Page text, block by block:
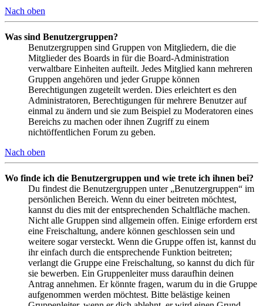
Nach oben
Was sind Benutzergruppen?
Benutzergruppen sind Gruppen von Mitgliedern, die die
Mitglieder des Boards in für die Board-Administration
verwaltbare Einheiten aufteilt. Jedes Mitglied kann mehreren
Gruppen angehören und jeder Gruppe können
Berechtigungen zugeteilt werden. Dies erleichtert es den
Administratoren, Berechtigungen für mehrere Benutzer auf
einmal zu ändern und sie zum Beispiel zu Moderatoren eines
Bereichs zu machen oder ihnen Zugriff zu einem
nichtöffentlichen Forum zu geben.
Nach oben
Wo finde ich die Benutzergruppen und wie trete ich ihnen bei?
Du findest die Benutzergruppen unter „Benutzergruppen“ im
persönlichen Bereich. Wenn du einer beitreten möchtest,
kannst du dies mit der entsprechenden Schaltfläche machen.
Nicht alle Gruppen sind allgemein offen. Einige erfordern erst
eine Freischaltung, andere können geschlossen sein und
weitere sogar versteckt. Wenn die Gruppe offen ist, kannst du
ihr einfach durch die entsprechende Funktion beitreten;
verlangt die Gruppe eine Freischaltung, so kannst du dich für
sie bewerben. Ein Gruppenleiter muss daraufhin deinen
Antrag annehmen. Er könnte fragen, warum du in die Gruppe
aufgenommen werden möchtest. Bitte belästige keinen